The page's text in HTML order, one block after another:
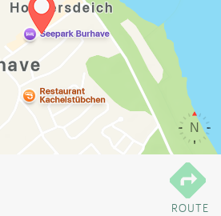
Partner
Kontakt
Impressum
ROUTE